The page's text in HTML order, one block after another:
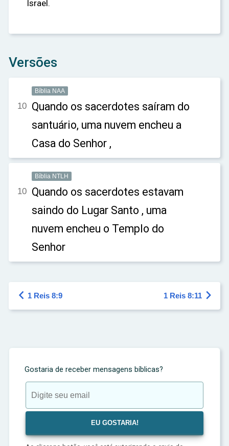
Israel.
Versões
Bíblia NAA
10 Quando os sacerdotes saíram do
santuário, uma nuvem encheu a
Casa do Senhor ,
Bíblia NTLH
10 Quando os sacerdotes estavam
saindo do Lugar Santo , uma
nuvem encheu o Templo do
Senhor
 1 Reis 8:9 1 Reis 8:11 
Gostaria de receber mensagens bíblicas?